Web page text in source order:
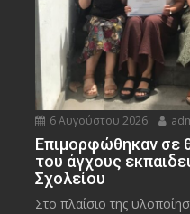
6 Αυγούστου 2026
Eπιμορφώθηκαν σε
του άγχους
Σχολείου
Στο πλαίσιο της